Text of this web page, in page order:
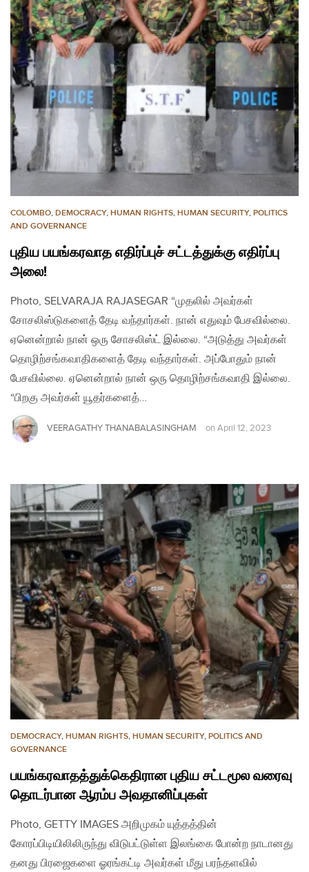
COLOMBO, DEMOCRACY, HUMAN RIGHTS, HUMAN SECURITY, POLITICS
AND GOVERNANCE
புதிய பயங்கரவாத எதிர்ப்புச் சட்டத்துக்கு எதிர்ப்பு
அலை!
Photo, SELVARAJA RAJASEGAR “முதலில் அவர்கள்
சோசலிஸ்டுகளைத் தேடி வந்தார்கள். நான் எதுவும் பேசவில்லை.
ஏனென்றால் நான் ஒரு சோசலிஸ்ட் இல்லை. “அடுத்து அவர்கள்
தொழிற்சங்கவாதிகளைத் தேடி வந்தார்கள். அப்போதும் நான்
பேசவில்லை. ஏனென்றால் நான் ஒரு தொழிற்சங்கவாதி இல்லை.
“பிறகு அவர்கள் யூதர்களைத்…
VEERAGATHY THANABALASINGHAM on April 12, 2023
DEMOCRACY, HUMAN RIGHTS, HUMAN SECURITY, POLITICS AND
GOVERNANCE
பயங்கரவாதத்துக்கெதிரான புதிய சட்டமூல வரைவு
தொடர்பான ஆரம்ப அவதானிப்புகள்
Photo, GETTY IMAGES அறிமுகம் யுத்தத்தின்
கோரப்பிடியிலிலிருந்து விடுபட்டுள்ள இலங்கை போன்ற நாடானது
தனது பிரஜைகளை ஓரங்கட்டி அவர்கள் மீது பரந்தளவில்